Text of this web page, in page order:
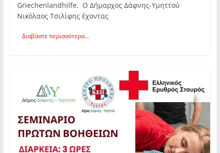
Griechenlandhilfe. Ο Δήμαρχος Δάφνης-Υμηττού
Νικόλαος Τσιλίφης έχοντας
Διαβάστε περισσότερα...